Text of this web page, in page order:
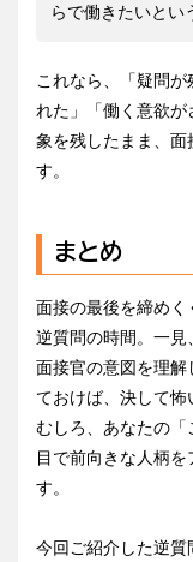
らで働きたいとい
これなら、「疑問が
れた」「働く意欲
象を残したまま、面
す。
まとめ
面接の最後を締めく
逆質問の時間。一見
面接官の意図を理解
ておけば、決して怖
むしろ、あなたの
目で前向きな人柄
す。
今回ご紹介した逆